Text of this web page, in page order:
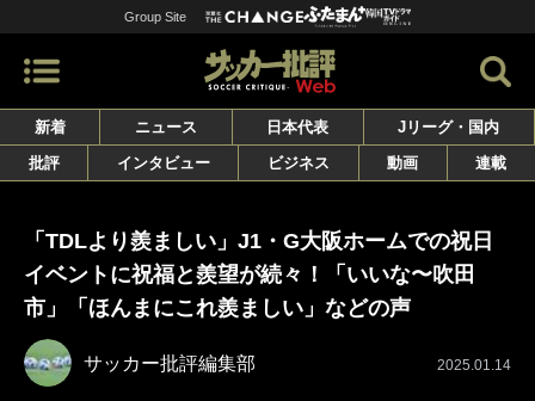
Group Site
新着 ニュース 日本代表
Jリーグ・国内
批評
インタビュー ビジネス 動画 連載
「TDLより羨ましい」J1・G大阪ホームでの祝日
イベントに祝福と羨望が続々！「いいな〜吹田
市」「ほんまにこれ羨ましい」などの声
サッカー批評編集部 2025.01.14